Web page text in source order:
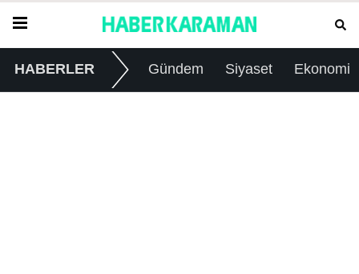
HABERLER Gündem Siyaset Ekonomi